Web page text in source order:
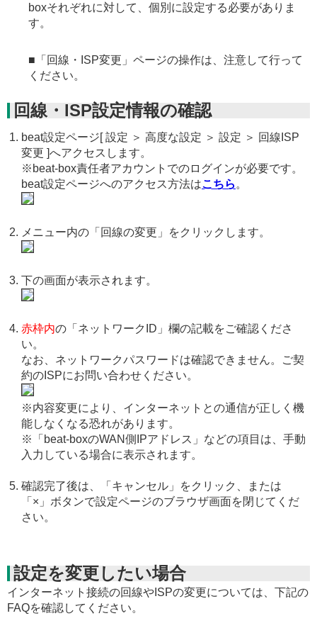
boxそれぞれに対して、個別に設定する必要がありま
す。
■「回線・ISP変更」ページの操作は、注意して行って
ください。
回線・ISP設定情報の確認
beat設定ページ[ 設定 ＞ 高度な設定 ＞ 設定 ＞ 回線ISP
変更 ]へアクセスします。
※beat-box責任者アカウントでのログインが必要です。
beat設定ページへのアクセス方法はこちら 。
メニュー内の「回線の変更」をクリックします。
下の画面が表示されます。
赤枠内の「ネットワークID」欄の記載をご確認くださ
い。
なお、ネットワークパスワードは確認できません。ご契
約のISPにお問い合わせください。
※内容変更により、インターネットとの通信が正しく機
能しなくなる恐れがあります。
※「beat-boxのWAN側IPアドレス」などの項目は、手動
入力している場合に表示されます。
確認完了後は、「キャンセル」をクリック、または
「×」ボタンで設定ページのブラウザ画面を閉じてくだ
さい。
設定を変更したい場合
インターネット接続の回線やISPの変更については、下記の
FAQを確認してください。